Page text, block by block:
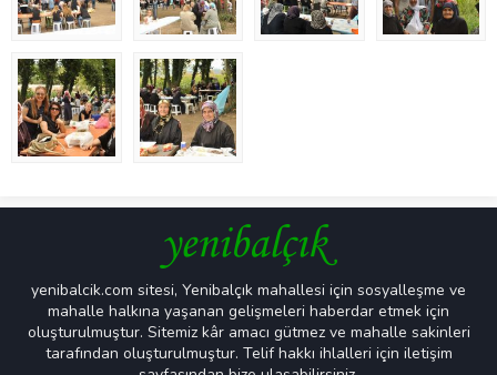
yenibalcik.com sitesi, Yenibalçık mahallesi için sosyalleşme ve
mahalle halkına yaşanan gelişmeleri haberdar etmek için
oluşturulmuştur. Sitemiz kâr amacı gütmez ve mahalle sakinleri
tarafından oluşturulmuştur. Telif hakkı ihlalleri için iletişim